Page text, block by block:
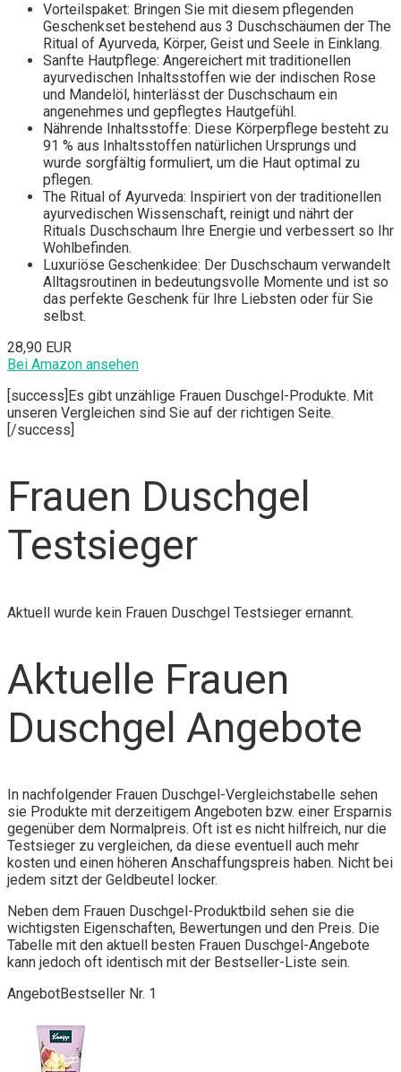
Vorteilspaket: Bringen Sie mit diesem pflegenden
Geschenkset bestehend aus 3 Duschschäumen der The
Ritual of Ayurveda, Körper, Geist und Seele in Einklang.
Sanfte Hautpflege: Angereichert mit traditionellen
ayurvedischen Inhaltsstoffen wie der indischen Rose
und Mandelöl, hinterlässt der Duschschaum ein
angenehmes und gepflegtes Hautgefühl.
Nährende Inhaltsstoffe: Diese Körperpflege besteht zu
91 % aus Inhaltsstoffen natürlichen Ursprungs und
wurde sorgfältig formuliert, um die Haut optimal zu
pflegen.
The Ritual of Ayurveda: Inspiriert von der traditionellen
ayurvedischen Wissenschaft, reinigt und nährt der
Rituals Duschschaum Ihre Energie und verbessert so Ihr
Wohlbefinden.
Luxuriöse Geschenkidee: Der Duschschaum verwandelt
Alltagsroutinen in bedeutungsvolle Momente und ist so
das perfekte Geschenk für Ihre Liebsten oder für Sie
selbst.
28,90 EUR
Bei Amazon ansehen
[success]Es gibt unzählige Frauen Duschgel-Produkte. Mit
unseren Vergleichen sind Sie auf der richtigen Seite.
[/success]
Frauen Duschgel
Testsieger
Aktuell wurde kein Frauen Duschgel Testsieger ernannt.
Aktuelle Frauen
Duschgel Angebote
In nachfolgender Frauen Duschgel-Vergleichstabelle sehen
sie Produkte mit derzeitigem Angeboten bzw. einer Ersparnis
gegenüber dem Normalpreis. Oft ist es nicht hilfreich, nur die
Testsieger zu vergleichen, da diese eventuell auch mehr
kosten und einen höheren Anschaffungspreis haben. Nicht bei
jedem sitzt der Geldbeutel locker.
Neben dem Frauen Duschgel-Produktbild sehen sie die
wichtigsten Eigenschaften, Bewertungen und den Preis. Die
Tabelle mit den aktuell besten Frauen Duschgel-Angebote
kann jedoch oft identisch mit der Bestseller-Liste sein.
AngebotBestseller Nr. 1